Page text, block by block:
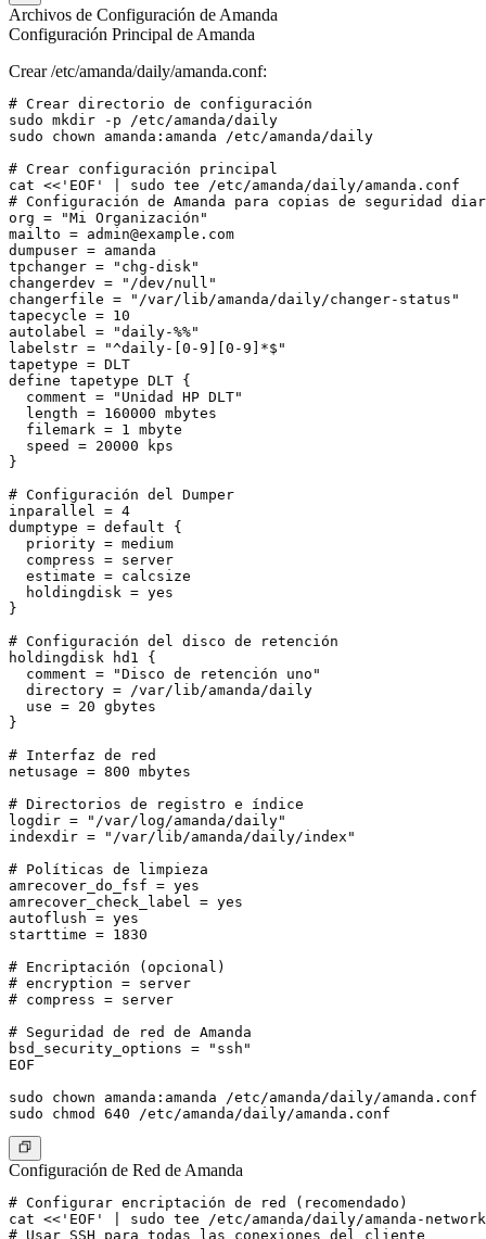
Archivos de Configuración de Amanda
Configuración Principal de Amanda
Crear /etc/amanda/daily/amanda.conf:
# Crear directorio de configuración
sudo mkdir -p /etc/amanda/daily
sudo chown amanda:amanda /etc/amanda/daily
# Crear configuración principal
cat <<'EOF' | sudo tee /etc/amanda/daily/amanda.conf
# Configuración de Amanda para copias de seguridad
org = "Mi Organización"
mailto = admin@example.com
dumpuser = amanda
tpchanger = "chg-disk"
changerdev = "/dev/null"
changerfile = "/var/lib/amanda/daily/changer-status"
tapecycle = 10
autolabel = "daily-%%"
labelstr = "^daily-[0-9][0-9]*$"
tapetype = DLT
define tapetype DLT {
  comment = "Unidad HP DLT"
  length = 160000 mbytes
  filemark = 1 mbyte
  speed = 20000 kps
}
# Configuración del Dumper
inparallel = 4
dumptype = default {
  priority = medium
  compress = server
  estimate = calcsize
  holdingdisk = yes
}
# Configuración del disco de retención
holdingdisk hd1 {
  comment = "Disco de retención uno"
  directory = /var/lib/amanda/daily
  use = 20 gbytes
}
# Interfaz de red
netusage = 800 mbytes
# Directorios de registro e índice
logdir = "/var/log/amanda/daily"
indexdir = "/var/lib/amanda/daily/index"
# Políticas de limpieza
amrecover_do_fsf = yes
amrecover_check_label = yes
autoflush = yes
starttime = 1830
# Encriptación (opcional)
# encryption = server
# compress = server
# Seguridad de red de Amanda
bsd_security_options = "ssh"
EOF
sudo chown amanda:amanda /etc/amanda/daily/amanda.conf
Configuración de Red de Amanda
# Configurar encriptación de red (recomendado)
cat <<'EOF' | sudo tee /etc/amanda/daily/amanda-
# Usar SSH para todas las conexiones del cliente